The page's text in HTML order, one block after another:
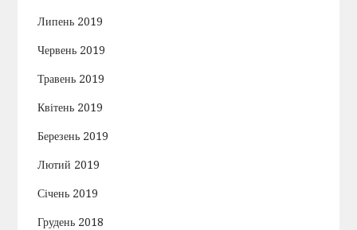
Липень 2019
Червень 2019
Травень 2019
Квітень 2019
Березень 2019
Лютий 2019
Січень 2019
Грудень 2018